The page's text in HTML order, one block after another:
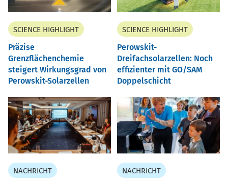
SCIENCE HIGHLIGHT
Präzise
Grenzflächenchemie
steigert Wirkungsgrad von
Perowskit-Solarzellen
SCIENCE HIGHLIGHT
Perowskit-
Dreifachsolarzellen: Noch
effizienter mit GO/SAM
Doppelschicht
NACHRICHT NACHRICHT